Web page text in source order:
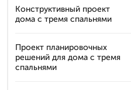
Конструктивный проект
дома с тремя спальнями
Проект планировочных
решений для дома с тремя
спальнями